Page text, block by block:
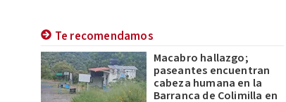
Te recomendamos
Macabro hallazgo;
paseantes encuentran
cabeza humana en la
Barranca de Colimilla en